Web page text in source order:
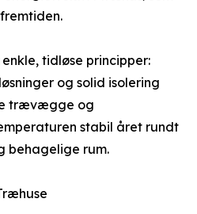
tidløse principper:
og solid isolering
trævægge og
stabil året rundt
behagelige rum.